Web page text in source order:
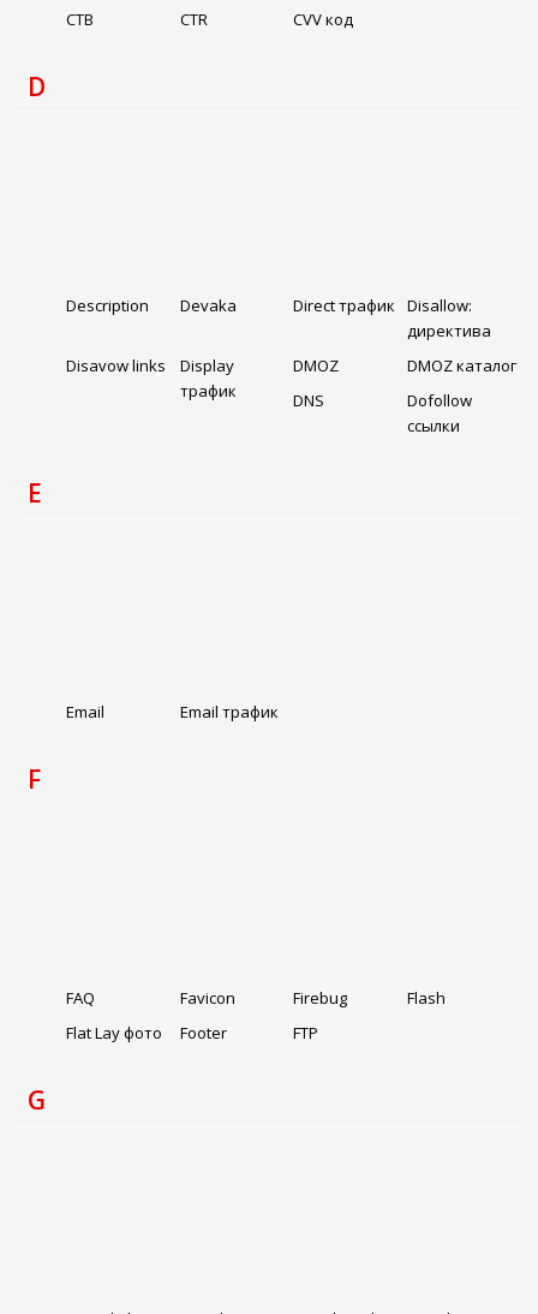
CTB
CTR CVV код
D
Description Devaka Direct трафик
Disallow:
директива
Disavow links
Display
трафик
DMOZ
DMOZ каталог
DNS
Dofollow
ссылки
E
Email Email трафик
F
FAQ Favicon Firebug
Flash
Flat Lay фото
Footer FTP
G